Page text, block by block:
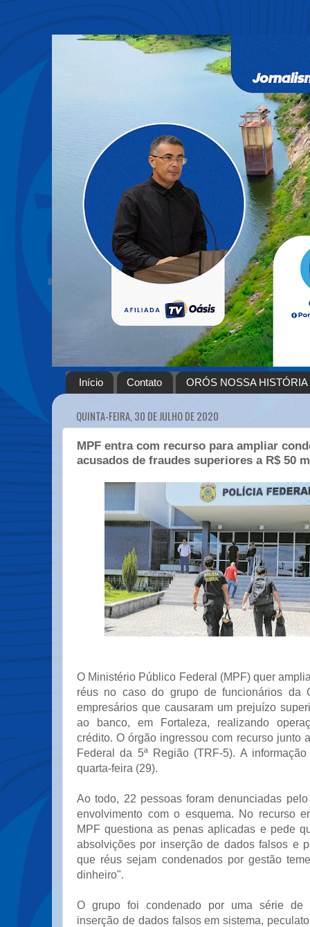
Início Contato ORÓS NOSSA HISTÓRIA
QUINTA-FEIRA, 30 DE JULHO DE 2020
MPF entra com recurso para ampliar
acusados de fraudes superiores a R$ 50
O Ministério Público Federal (MPF) quer
réus no caso do grupo de funcionários da
empresários que causaram um prejuízo
ao banco, em Fortaleza, realizando
crédito. O órgão ingressou com recurso junto
Federal da 5ª Região (TRF-5). A
quarta-feira (29).
Ao todo, 22 pessoas foram denunciadas
envolvimento com o esquema. No recurso
MPF questiona as penas aplicadas e pede
absolvições por inserção de dados falsos e
que réus sejam condenados por gestão
dinheiro".
O grupo foi condenado por uma série de
inserção de dados falsos em sistema,